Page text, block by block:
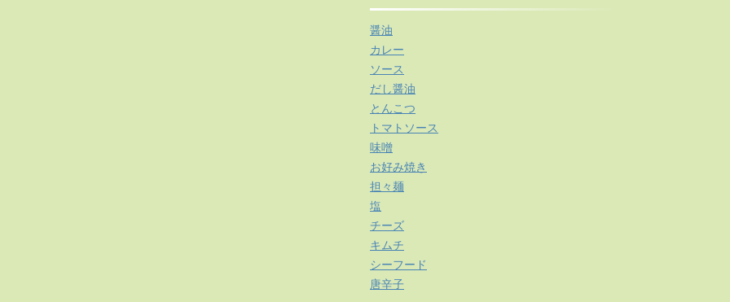
醤油
カレー
ソース
だし醤油
とんこつ
トマトソース
味噌
お好み焼き
担々麺
塩
チーズ
キムチ
シーフード
唐辛子